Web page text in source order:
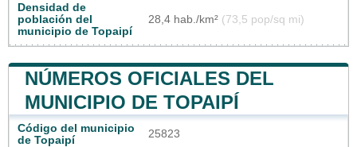
Densidad de
población del
municipio de Topaipí
28,4 hab./km² (73,5 pop/sq mi)
NÚMEROS OFICIALES DEL
MUNICIPIO DE TOPAIPÍ
Código del municipio
de Topaipí
25823